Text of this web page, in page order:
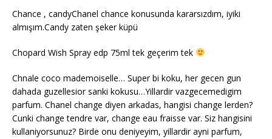
Chance , candyChanel chance konusunda kararsızdım, iyiki
almışım.Candy zaten şeker küpü
Chopard Wish Spray edp 75ml tek geçerim tek
Chnale coco mademoiselle… Super bi koku, her gecen gun
dahada guzellesior sanki kokusu…Yillardir vazgecemedigim
parfum. Chanel change diyen arkadas, hangisi change lerden?
Cunki change tendre var, change eau fraisse var. Siz hangisini
kullaniyorsunuz? Birde onu deniyeyim, yillardir ayni parfum,